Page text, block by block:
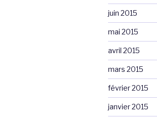
juin 2015
mai 2015
avril 2015
mars 2015
février 2015
janvier 2015